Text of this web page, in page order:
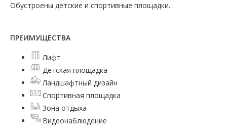
Обустроены детские и спортивные площадки.
ПРЕИМУЩЕСТВА
Лифт
Детская площадка
Ландшафтный дизайн
Спортивная площадка
Зона отдыха
Видеонаблюдение